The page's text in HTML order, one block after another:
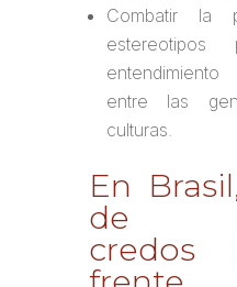
Combatir la
entre las
culturas.
En
de
credos